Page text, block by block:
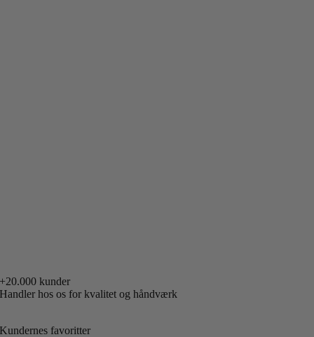
+20.000 kunder
Handler hos os for kvalitet og håndværk
Kundernes favoritter